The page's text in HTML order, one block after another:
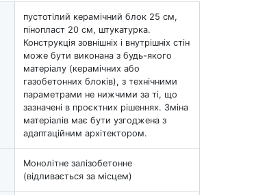
пустотілий керамічний блок 25 см,
пінопласт 20 см, штукатурка.
Конструкція зовнішніх і внутрішніх стін
може бути виконана з будь-якого
матеріалу (керамічних або
газобетонних блоків), з технічними
параметрами не нижчими за ті, що
зазначені в проєктних рішеннях. Зміна
матеріалів має бути узгоджена з
адаптаційним архітектором.
Монолітне залізобетонне
(відливається за місцем)